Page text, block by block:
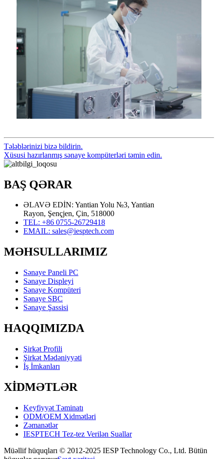
Tələblərinizi bizə bildirin.
Xüsusi hazırlanmış sənaye kompüterləri təmin edin.
BAŞ QƏRAR
ƏLAVƏ EDİN: Yantian Yolu №3, Yantian
Rayon, Şençjen, Çin, 518000
TEL: +86 0755-26729418
EMAIL: sales@iesptech.com
MƏHSULLARIMIZ
Sənaye Paneli PC
Sənaye Displeyi
Sənaye Kompüteri
Sənaye SBC
Sənaye Şassisi
HAQQIMIZDA
Şirkət Profili
Şirkət Mədəniyyəti
İş İmkanları
XİDMƏTLƏR
Keyfiyyət Təminatı
ODM/OEM Xidmətləri
Zəmanətlər
IESPTECH Tez-tez Verilən Suallar
Müəllif hüquqları © 2012-2025 IESP Technology Co., Ltd. Bütün